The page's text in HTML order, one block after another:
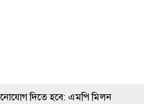
হবে: এমপি মিলন